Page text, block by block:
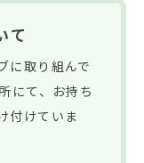
て
に取り組んで
にて、お持ち
付けていま